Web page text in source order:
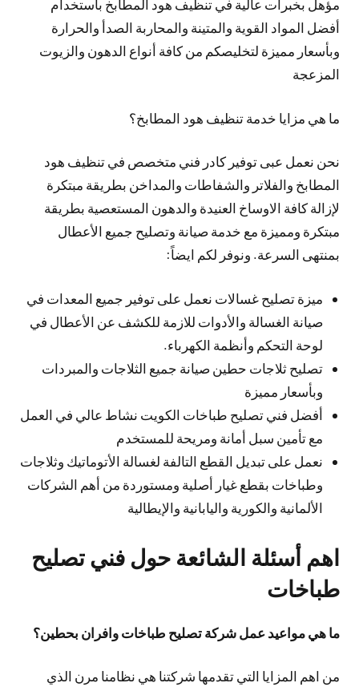
مؤهل بخبرات عالية في تنظيف هود المطابخ باستخدام
أفضل المواد القوية والمتينة والمحاربة الصدأ والحرارة
وبأسعار مميزة لتخليصكم من كافة أنواع الدهون والزيوت
المزعجة
ما هي مزايا خدمة تنظيف هود المطابخ؟
نحن نعمل عبى توفير كادر فني متخصص في تنظيف هود
المطابخ والفلاتر والشفاطات والمداخن بطريقة مبتكرة
لإزالة كافة الاوساخ العنيدة والدهون المستعصية بطريقة
مبتكرة ومميزة مع خدمة صيانة وتصليح جميع الأعطال
بمنتهى السرعة. ونوفر لكم ايضاً:
ميزة تصليح غسالات نعمل على توفير جميع المعدات في
صيانة الغسالة والأدوات للازمة للكشف عن الأعطال في
لوحة التحكم وأنظمة الكهرباء.
تصليح ثلاجات حطين صيانة جميع الثلاجات والمبردات
وبأسعار مميزة
أفضل فني تصليح طباخات الكويت نشاط عالي في العمل
مع تأمين سبل أمانة ومريحة للمستخدم
نعمل على تبديل القطع التالفة لغسالة الأتوماتيك وثلاجات
وطباخات بقطع غيار أصلية ومستوردة من أهم الشركات
الألمانية والكورية واليابانية والإيطالية
اهم أسئلة الشائعة حول فني تصليح
طباخات
ما هي مواعيد عمل شركة تصليح طباخات وافران بحطين؟
من اهم المزايا التي تقدمها شركتنا هي نظامنا مرن الذي